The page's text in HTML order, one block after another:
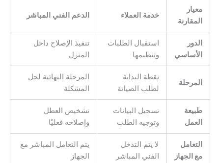
معيار
المقارنة
خدمة العملاء الدعم الفني المباشر
الدور
الأساسي
استقبال الطلبات
وتنظيمها
تنفيذ الإصلاح داخل
المنزل
المرحلة
نقطة البداية
لطلب الصيانة
المرحلة النهائية لحل
المشكلة
طبيعة
العمل
تسجيل البيانات
وتوجيه الطلب
تشخيص العطل
وإصلاحه فعليًا
التعامل
مع الجهاز
لا يتم التدخل
الفني المباشر
يتم التعامل المباشر مع
الجهاز